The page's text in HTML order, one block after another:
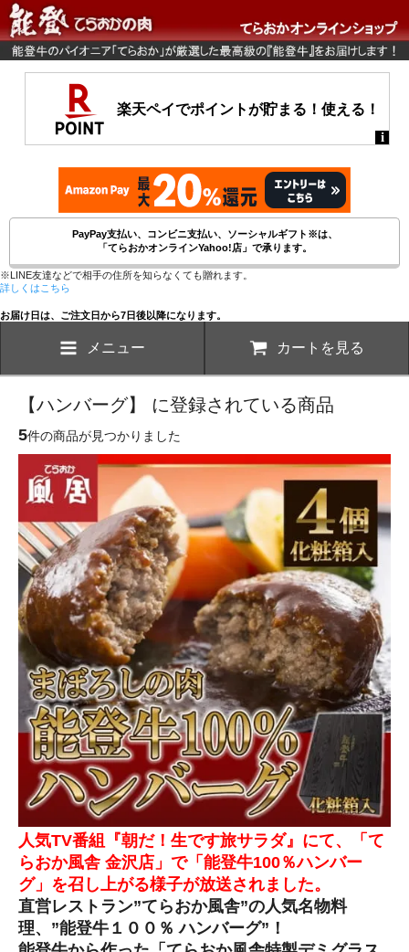
PayPay支払い、コンビニ支払い、ソーシャルギフト※は、
「てらおかオンラインYahoo!店」で承ります。
※LINE友達などで相手の住所を知らなくても贈れます。
詳しくはこちら
お届け日は、ご注文日から7日後以降になります。
メニュー カートを見る
【ハンバーグ】 に登録されている商品
5件の商品が見つかりました
人気TV番組『朝だ！生です旅サラダ』にて、「て
らおか風舎 金沢店」で「能登牛100％ハンバー
グ」を召し上がる様子が放送されました。
直営レストラン”てらおか風舎”の人気名物料
理、”能登牛１００％ ハンバーグ”！